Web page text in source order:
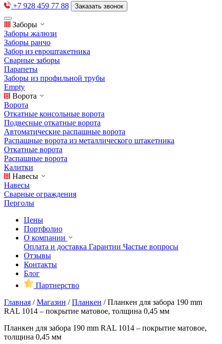
+7 928 459 77 88 Заказать звонок
Заборы
Заборы жалюзи
Заборы ранчо
Забор из евроштакетника
Сварные заборы
Парапеты
Заборы из профильной трубы
Empty
Ворота
Ворота
Откатные консольные ворота
Подвесные откатные ворота
Автоматические распашные ворота
Распашные ворота из металлического штакетника
Откатные ворота
Распашные ворота
Калитки
Навесы
Навесы
Сварные ограждения
Перголы
Цены
Портфолио
О компании
Оплата и доставка Гарантии Частые вопросы
Отзывы
Контакты
Блог
Партнерство
Главная /Магазин /Планкен /Планкен для забора 190 mm
RAL 1014 – покрытие матовое, толщина 0,45 мм
Планкен для забора 190 mm RAL 1014 – покрытие матовое,
толщина 0,45 мм